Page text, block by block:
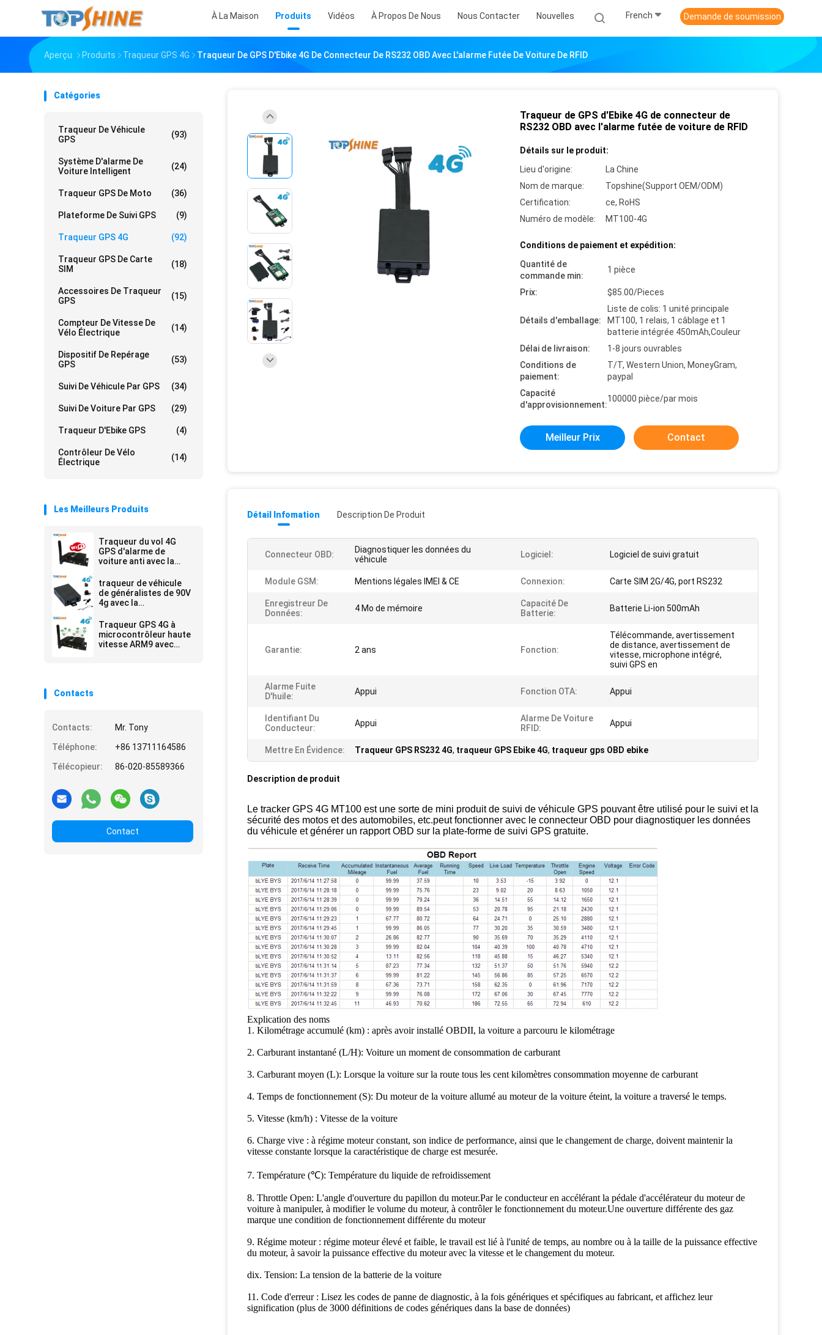
À La Maison Produits Vidéos À Propos De Nous Nous Contacter Nouvelles French Demande de soumission
Aperçu Produits Traqueur GPS 4G Traqueur De GPS D'Ebike 4G De Connecteur De RS232 OBD Avec L'alarme Futée De Voiture De RFID
Catégories
Traqueur De Véhicule
GPS
(93)
Système D'alarme De
Voiture Intelligent
(24)
Traqueur GPS De Moto (36)
Plateforme De Suivi GPS (9)
Traqueur GPS 4G (92)
Traqueur GPS De Carte
SIM
(18)
Accessoires De Traqueur
GPS
(15)
Compteur De Vitesse De
Vélo Électrique
(14)
Dispositif De Repérage
GPS
(53)
Suivi De Véhicule Par GPS (34)
Suivi De Voiture Par GPS (29)
Traqueur D'Ebike GPS (4)
Contrôleur De Vélo
Électrique
(14)
Les Meilleurs Produits
Traqueur du vol 4G
GPS d'alarme de
voiture anti avec la
caméra multi
traqueur de véhicule
de généralistes de 90V
4g avec la
manière de travail de
capteur de carburant
de Fatigue Alarm
Traqueur GPS 4G à
microcontrôleur haute
vitesse ARM9 avec
Contacts
Contacts:
Mr. Tony
Téléphone:
+86 13711164586
Télécopieur:
86-020-85589366
Contact
Traqueur de GPS d'Ebike 4G de connecteur de
RS232 OBD avec l'alarme futée de voiture de RFID
Détails sur le produit:
Lieu d'origine:
La Chine
Nom de marque:
Topshine(Support OEM/ODM)
Certification:
ce, RoHS
Numéro de modèle:
MT100-4G
Conditions de paiement et expédition:
Quantité de
commande min:
1 pièce
Prix: $85.00/Pieces
Détails d'emballage:
Liste de colis: 1 unité principale
MT100, 1 relais, 1 câblage et 1
batterie intégrée 450mAh,Couleur
Délai de livraison:
1-8 jours ouvrables
Conditions de
paiement:
T/T, Western Union, MoneyGram,
paypal
Capacité
d'approvisionnement:
100000 pièce/par mois
Meilleur Prix Contact
Détail Infomation Description De Produit
Connecteur OBD:
Diagnostiquer les données du
véhicule
Logiciel: Logiciel de suivi gratuit
Module GSM: Mentions légales IMEI & CE Connexion: Carte SIM 2G/4G, port RS232
Enregistreur De
Données:
4 Mo de mémoire
Capacité De
Batterie:
Batterie Li-ion 500mAh
Garantie: 2 ans Fonction:
Télécommande, avertissement
de distance, avertissement de
vitesse, microphone intégré,
suivi GPS en
Alarme Fuite
D'huile:
Appui Fonction OTA: Appui
Identifiant Du
Conducteur:
Appui
Alarme De Voiture
RFID:
Appui
Mettre En Évidence: Traqueur GPS RS232 4G, traqueur GPS Ebike 4G, traqueur gps OBD ebike
Description de produit
Le tracker GPS 4G MT100 est une sorte de mini produit de suivi de véhicule GPS pouvant être utilisé pour le suivi et la
sécurité des motos et des automobiles, etc.peut fonctionner avec le connecteur OBD pour diagnostiquer les données
du véhicule et générer un rapport OBD sur la plate-forme de suivi GPS gratuite.
Explication des noms
1. Kilométrage accumulé (km) : après avoir installé OBDII, la voiture a parcouru le kilométrage
2. Carburant instantané (L/H): Voiture un moment de consommation de carburant
3. Carburant moyen (L): Lorsque la voiture sur la route tous les cent kilomètres consommation moyenne de carburant
4. Temps de fonctionnement (S): Du moteur de la voiture allumé au moteur de la voiture éteint, la voiture a traversé le temps.
5. Vitesse (km/h) : Vitesse de la voiture
6. Charge vive : à régime moteur constant, son indice de performance, ainsi que le changement de charge, doivent maintenir la
vitesse constante lorsque la caractéristique de charge est mesurée.
7. Température (℃): Température du liquide de refroidissement
8. Throttle Open: L'angle d'ouverture du papillon du moteur.Par le conducteur en accélérant la pédale d'accélérateur du moteur de
voiture à manipuler, à modifier le volume du moteur, à contrôler le fonctionnement du moteur.Une ouverture différente des gaz
marque une condition de fonctionnement différente du moteur
9. Régime moteur : régime moteur élevé et faible, le travail est lié à l'unité de temps, au nombre ou à la taille de la puissance effective
du moteur, à savoir la puissance effective du moteur avec la vitesse et le changement du moteur.
dix. Tension: La tension de la batterie de la voiture
11. Code d'erreur : Lisez les codes de panne de diagnostic, à la fois génériques et spécifiques au fabricant, et affichez leur
signification (plus de 3000 définitions de codes génériques dans la base de données)